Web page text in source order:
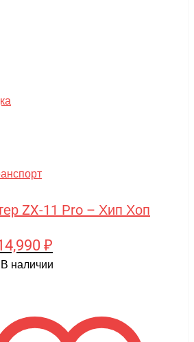
ZX-11 Pro – Хип Хоп
₽
цена:
В наличии